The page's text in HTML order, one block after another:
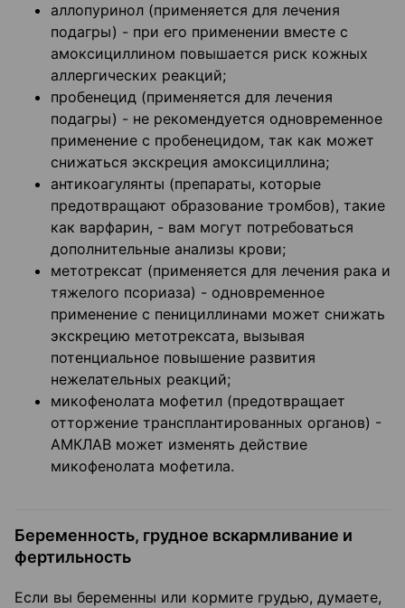
аллопуринол (применяется для лечения
подагры) - при его применении вместе с
амоксициллином повышается риск кожных
аллергических реакций;
пробенецид (применяется для лечения
подагры) - не рекомендуется одновременное
применение с пробенецидом, так как может
снижаться экскреция амоксициллина;
антикоагулянты (препараты, которые
предотвращают образование тромбов), такие
как варфарин, - вам могут потребоваться
дополнительные анализы крови;
метотрексат (применяется для лечения рака и
тяжелого псориаза) - одновременное
применение с пенициллинами может снижать
экскрецию метотрексата, вызывая
потенциальное повышение развития
нежелательных реакций;
микофенолата мофетил (предотвращает
отторжение трансплантированных органов) -
АМКЛАВ может изменять действие
микофенолата мофетила.
Беременность, грудное вскармливание и
фертильность
Если вы беременны или кормите грудью, думаете,